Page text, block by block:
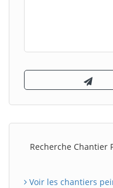
Recherche Chantier
Voir les chantiers